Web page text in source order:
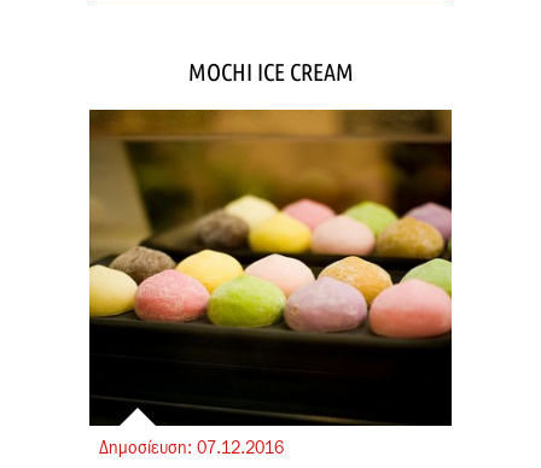
ΜΟCHI ICE CREAM
Δημοσίευση: 07.12.2016